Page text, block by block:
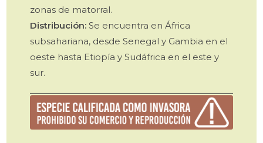
zonas de matorral.
Distribución: Se encuentra en África
subsahariana, desde Senegal y Gambia en el
oeste hasta Etiopía y Sudáfrica en el este y
sur.